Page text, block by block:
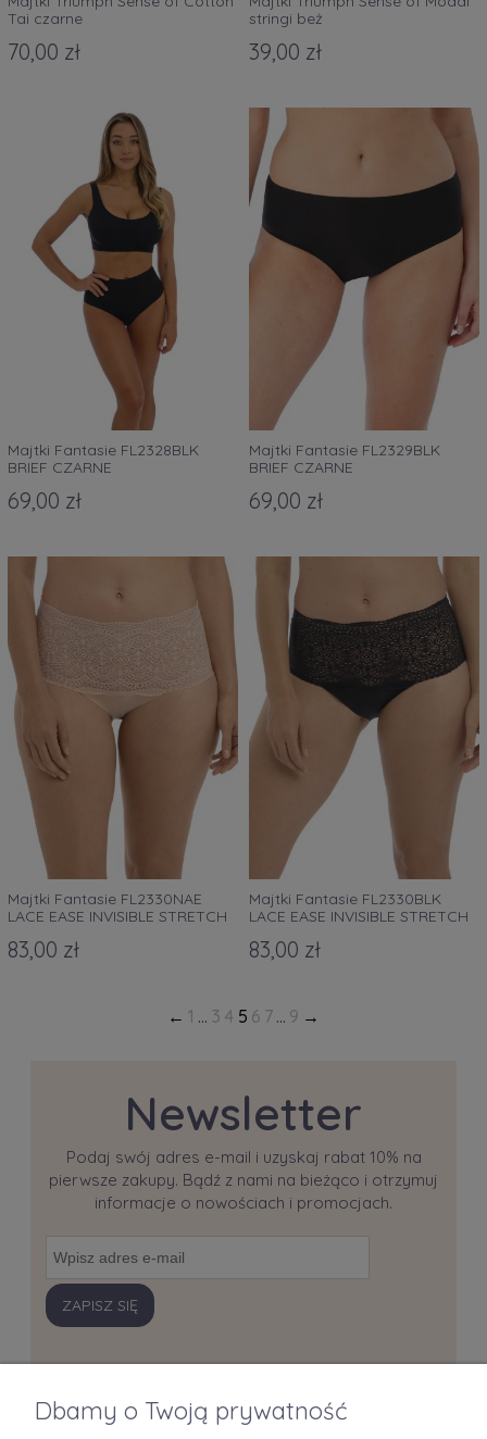
Tai czarne
70,00 zł
stringi beż
39,00 zł
Majtki Fantasie FL2328BLK
BRIEF CZARNE
69,00 zł
Majtki Fantasie FL2329BLK
BRIEF CZARNE
69,00 zł
Majtki Fantasie FL2330NAE
LACE EASE INVISIBLE STRETCH
83,00 zł
Majtki Fantasie FL2330BLK
LACE EASE INVISIBLE STRETCH
83,00 zł
1 ... 3 4 5 6 7 ... 9
Newsletter
Podaj swój adres e-mail i uzyskaj rabat 10% na
pierwsze zakupy. Bądź z nami na bieżąco i otrzymuj
informacje o nowościach i promocjach.
ZAPISZ SIĘ
Dbamy o Twoją prywatność